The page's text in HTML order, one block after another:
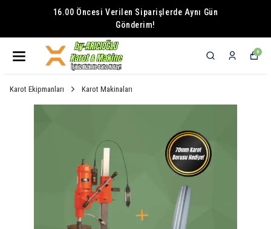
16.00 Öncesi Verilen Siparişlerde Aynı Gün
Gönderim!
0
Karot Ekipmanları Karot Makinaları